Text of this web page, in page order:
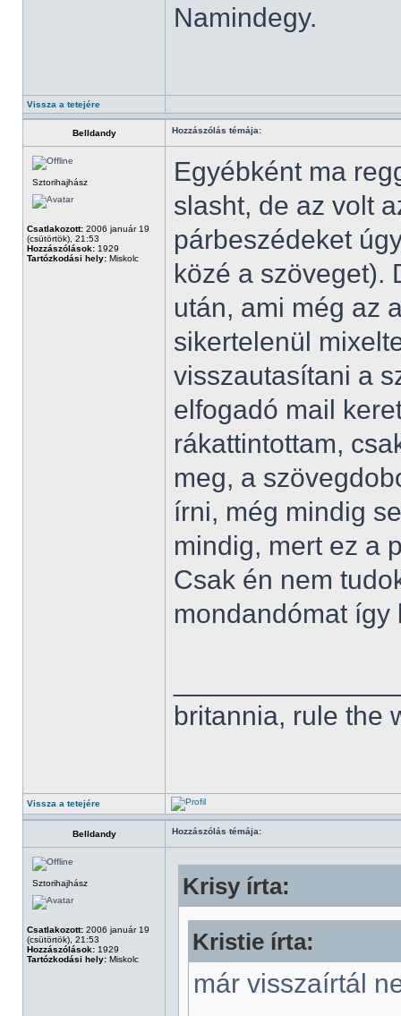
Namindegy.
Vissza a tetejére
Belldandy Hozzászólás témája:
Sztorihajhász
Csatlakozott: 2006 január 19
(csütörtök), 21:53
Hozzászólások: 1929
Tartózkodási hely: Miskolc
Egyébként ma
slasht, de az volt
párbeszédeket
közé a szöveget).
után, ami még az
sikertelenül
visszautasítani a
elfogadó mail
rákattintottam,
meg, a
írni, még mindig
mindig, mert ez a
Csak én nem
mondandómat így
britannia, rule the
Vissza a tetejére
Belldandy Hozzászólás témája:
Sztorihajhász
Csatlakozott: 2006 január 19
(csütörtök), 21:53
Hozzászólások: 1929
Tartózkodási hely: Miskolc
Krisy írta:
Kristie írta:
már visszaírtál